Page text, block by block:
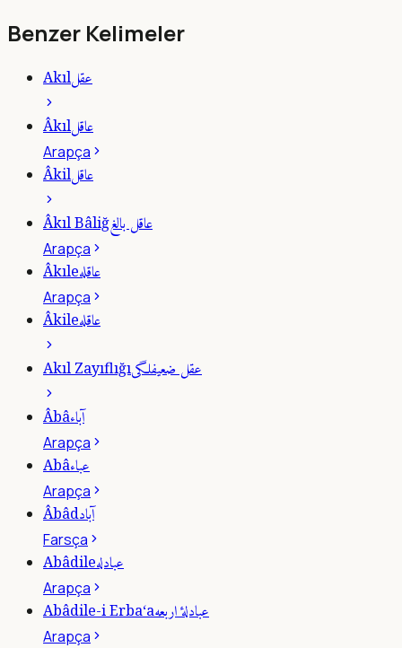
Benzer Kelimeler
Akılعقل
Âkılعاقل
Arapça
Âkilعاقل
Âkıl Bâliğعاقل بالغ
Arapça
Âkıleعاقله
Arapça
Âkileعاقله
Akıl Zayıflığıعقل ضعيفلگى
Âbâآباء
Arapça
Abâعباء
Arapça
Âbâdآباد
Farsça
Abâdileعبادله
Arapça
Abâdile-i Erba‘aعبادلۀ اربعه
Arapça